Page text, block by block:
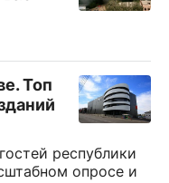
Топ
республики
опросе и